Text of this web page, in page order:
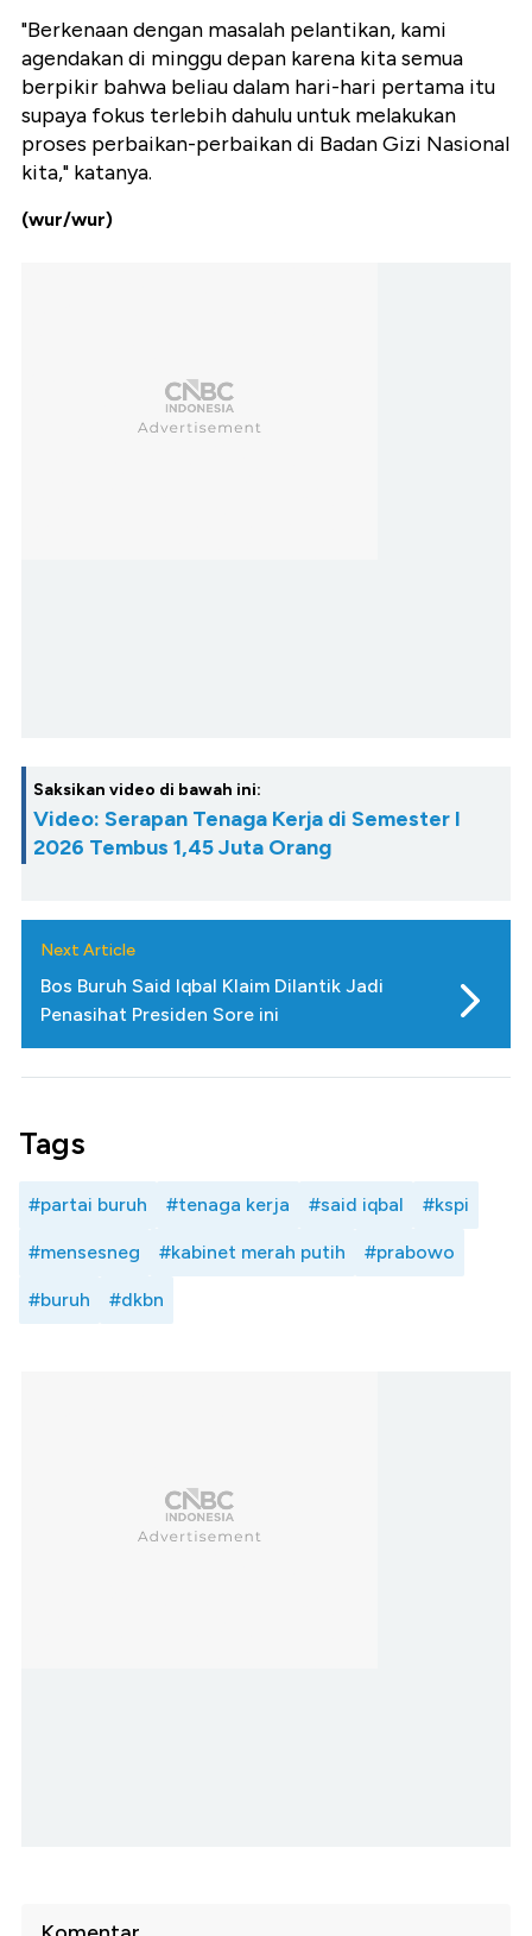
"Berkenaan dengan masalah pelantikan, kami
agendakan di minggu depan karena kita semua
berpikir bahwa beliau dalam hari-hari pertama itu
supaya fokus terlebih dahulu untuk melakukan
proses perbaikan-perbaikan di Badan Gizi Nasional
kita," katanya.
(wur/wur)
Saksikan video di bawah ini:
Video: Serapan Tenaga Kerja di Semester I
2026 Tembus 1,45 Juta Orang
Next Article
Bos Buruh Said Iqbal Klaim Dilantik Jadi
Penasihat Presiden Sore ini
Tags
#partai buruh #tenaga kerja #said iqbal #kspi
#mensesneg #kabinet merah putih #prabowo
#buruh #dkbn